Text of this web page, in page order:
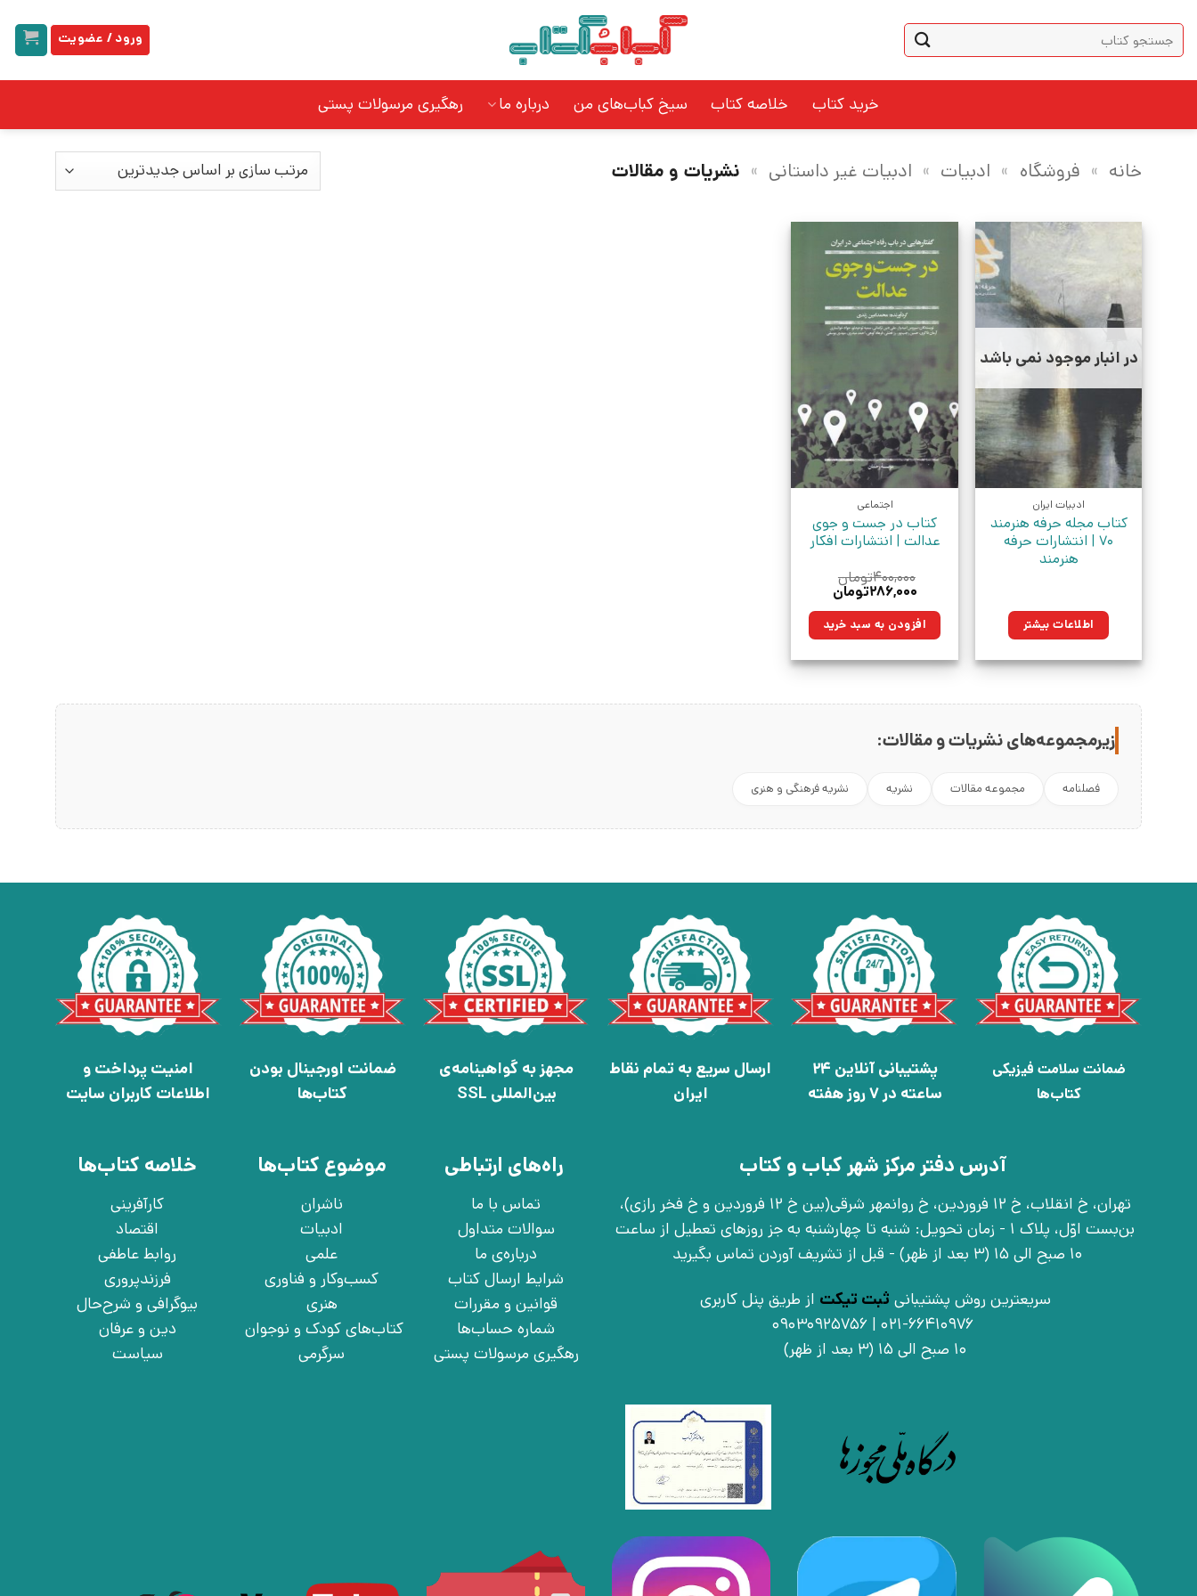
content
جستجو
برای:
ورود / عضویت
خرید کتاب خلاصه کتاب سیخ کباب‌های من درباره ما رهگیری مرسولات پستی
خانه » فروشگاه » ادبیات » ادبیات غیر داستانی » نشریات و مقالات
در انبار موجود نمی باشد
ادبیات ایران
کتاب مجله حرفه هنرمند
70 | انتشارات حرفه
هنرمند
اطلاعات بیشتر
اجتماعی
کتاب در جست و جوی
عدالت | انتشارات افکار
۴۰۰,۰۰۰تومان
قیمت
۴۰۰,۰۰۰تومان
بود.
۲۸۶,۰۰۰تومان
۲۸۶,۰۰۰تومان.افزودن به سبد خرید
زیرمجموعه‌های نشریات و مقالات:
فصلنامه مجموعه مقالات نشریه نشریه فرهنگی و هنری
ضمانت سلامت فیزیکی
کتاب‌ها
پشتیبانی آنلاین 24
ساعته در 7 روز هفته
ارسال سریع به تمام نقاط
ایران
مجهز به گواهینامه‌ی
بین‌المللی SSL
ضمانت اورجینال بودن
کتاب‌ها
امنیت پرداخت و
اطلاعات کاربران سایت
آدرس دفتر مرکز شهر کباب و کتاب
تهران، خ انقلاب، خ 12 فروردین، خ روانمهر شرقی(بین خ 12 فروردین و خ فخر رازی)،
بن‌بست اوّل، پلاک 1 - زمان تحویل: شنبه تا چهارشنبه به جز روزهای تعطیل از ساعت
10 صبح الی 15 (3 بعد از ظهر) - قبل از تشریف آوردن تماس بگیرید
سریعترین روش پشتیبانی ثبت تیکت از طریق پنل کاربری
10 صبح الی 15 (3 بعد از ظهر)
راه‌های ارتباطی
تماس با ما
سوالات متداول
درباره‌ی ما
شرایط ارسال کتاب
قوانین و مقررات
شماره حساب‌ها
رهگیری مرسولات پستی
موضوع کتاب‌ها
ناشران
ادبیات
علمی
کسب‌وکار و فناوری
هنری
کتاب‌های کودک و نوجوان
سرگرمی
خلاصه کتاب‌ها
کارآفرینی
اقتصاد
روابط عاطفی
فرزندپروری
بیوگرافی و شرح‌حال
دین و عرفان
سیاست